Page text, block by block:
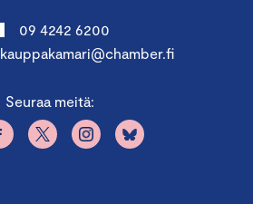
09 4242 6200
Seuraa meitä: